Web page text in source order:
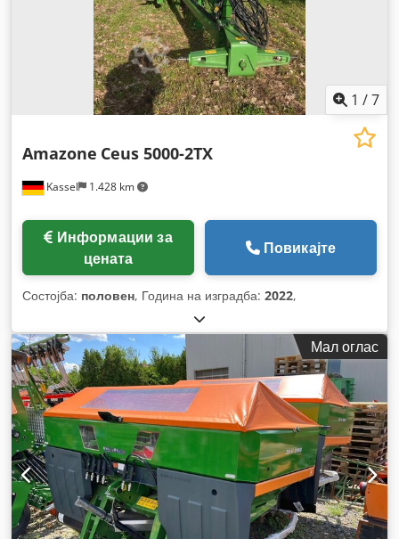
1 /7
Kassel 1.428 km
Amazone Ceus 5000-2TX
цената
Повикајте
Состојба: половен, Година на изградба: 2022,
Мал оглас